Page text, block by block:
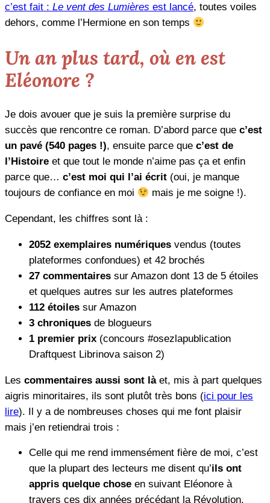
c’est fait : Le vent des Lumières est lancé, toutes voiles
dehors, comme l’Hermione en son temps
Un an plus tard, où en est
Eléonore ?
Je dois avouer que je suis la première surprise du
succès que rencontre ce roman. D’abord parce que c’est
un pavé (540 pages !), ensuite parce que c’est de
l’Histoire et que tout le monde n’aime pas ça et enfin
parce que… c’est moi qui l’ai écrit (oui, je manque
toujours de confiance en moi
mais je me soigne !).
Cependant, les chiffres sont là :
2052 exemplaires numériques vendus (toutes
plateformes confondues) et 42 brochés
27 commentaires sur Amazon dont 13 de 5 étoiles
et quelques autres sur les autres plateformes
112 étoiles sur Amazon
3 chroniques de blogueurs
1 premier prix (concours #osezlapublication
Draftquest Librinova saison 2)
Les commentaires aussi sont làet, mis à part quelques
aigris minoritaires, ils sont plutôt très bons (ici pour les
lire). Il y a de nombreuses choses qui me font plaisir
mais j’en retiendrai trois :
Celle qui me rend immensément fière de moi, c’est
que la plupart des lecteurs me disent qu’ils ont
appris quelque chose en suivant Eléonore à
travers ces dix années précédant la Révolution.